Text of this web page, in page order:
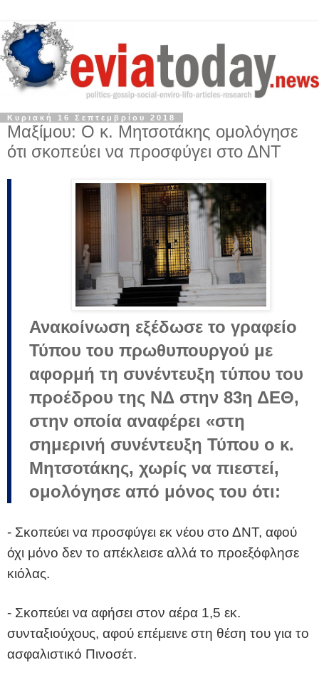
Κυριακή 16 Σεπτεμβρίου 2018
Μαξίμου: Ο κ. Μητσοτάκης ομολόγησε
ότι σκοπεύει να προσφύγει στο ΔΝΤ
Ανακοίνωση εξέδωσε το γραφείο
Τύπου του πρωθυπουργού με
αφορμή τη συνέντευξη τύπου του
προέδρου της ΝΔ στην 83η ΔΕΘ,
στην οποία αναφέρει «στη
σημερινή συνέντευξη Τύπου ο κ.
Μητσοτάκης, χωρίς να πιεστεί,
ομολόγησε από μόνος του ότι:
- Σκοπεύει να προσφύγει εκ νέου στο ΔΝΤ, αφού
όχι μόνο δεν το απέκλεισε αλλά το προεξόφλησε
κιόλας.
- Σκοπεύει να αφήσει στον αέρα 1,5 εκ.
συνταξιούχους, αφού επέμεινε στη θέση του για το
ασφαλιστικό Πινοσέτ.